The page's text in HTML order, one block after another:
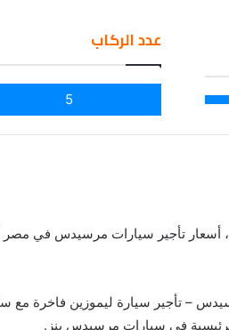
عدد الركاب
5
أسعار تأجير سيارات مرسيدس في مصر |
– تأجير سيارة ليموزين فاخرة
في سيارات مرسيدس بنز.
ك
و
–
ا
د